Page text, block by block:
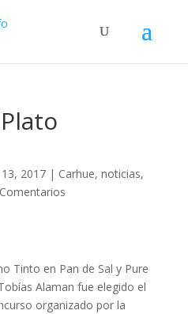
2017| Carhue, noticias,
Tinto en Pan de Sal y Pure
Alaman fue elegido el
organizado por la